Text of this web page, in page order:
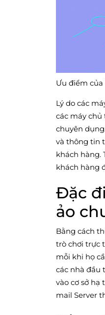
Ưu điểm của
Lý do các
các máy chủ
chuyên
và thông tin
khách hàng.
khách hàng
Đặc
ảo
Bằng cách
trò chơi trực
mỗi khi họ
các nhà đầu
vào cơ sở hạ
mail Server